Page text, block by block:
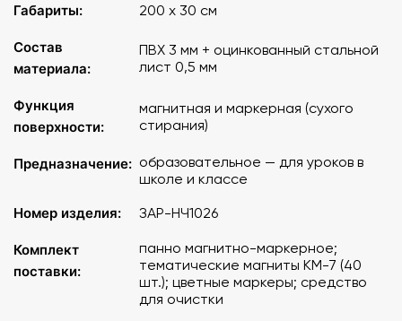
Габариты: 200 х 30 см
Состав
материала:
ПВХ 3 мм + оцинкованный стальной
лист 0,5 мм
Функция
поверхности:
магнитная и маркерная (сухого
стирания)
Предназначение: образовательное — для уроков в
школе и классе
Номер изделия:
ЗАР-НЧ1026
Комплект
поставки:
панно магнитно-маркерное;
тематические магниты КМ-7 (40
шт.); цветные маркеры; средство
для очистки